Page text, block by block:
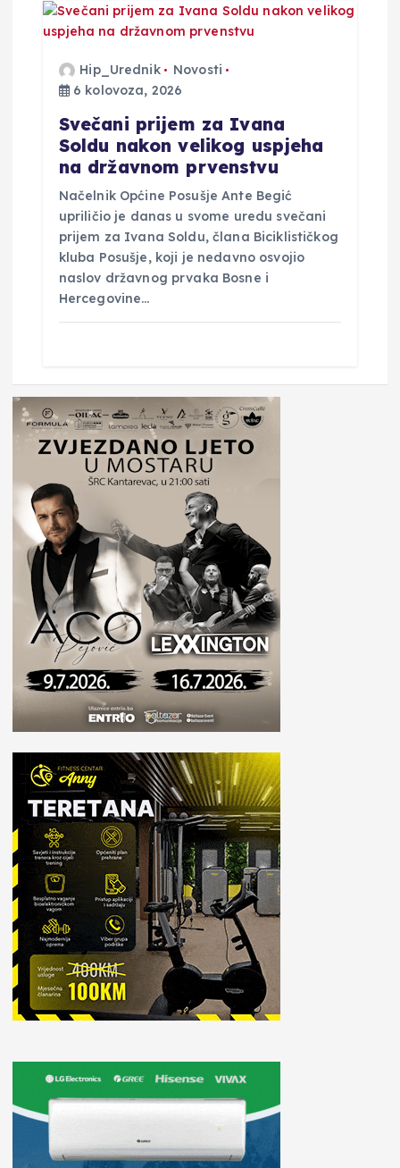
Hip_Urednik
Novosti
6 kolovoza, 2026
Svečani prijem za Ivana
Soldu nakon velikog uspjeha
na državnom prvenstvu
Načelnik Općine Posušje Ante Begić
upriličio je danas u svome uredu svečani
prijem za Ivana Soldu, člana Biciklističkog
kluba Posušje, koji je nedavno osvojio
naslov državnog prvaka Bosne i
Hercegovine…